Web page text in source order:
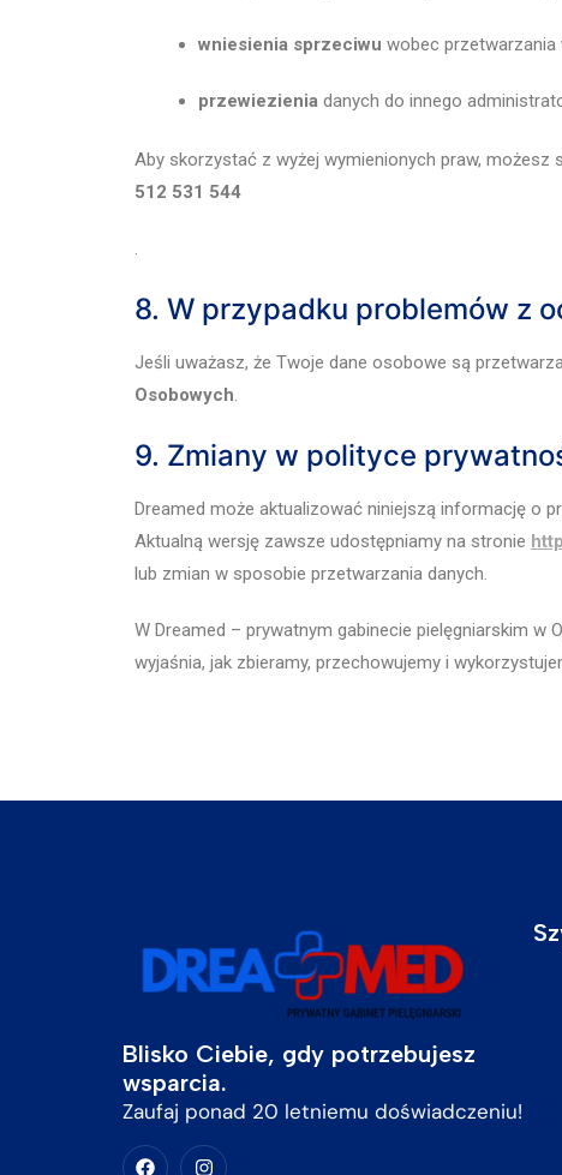
wniesienia sprzeciwu wobec przetwarzania
przewiezienia danych do innego
Aby skorzystać z wyżej wymienionych praw, możesz
512 531 544
.
8. W przypadku problemów z
Jeśli uważasz, że Twoje dane osobowe są
Osobowych.
9. Zmiany w polityce
Dreamed może aktualizować niniejszą informację o
Aktualną wersję zawsze udostępniamy na stronie
lub zmian w sposobie przetwarzania danych.
W Dreamed – prywatnym gabinecie pielęgniarskim
wyjaśnia, jak zbieramy, przechowujemy i
Blisko Ciebie, gdy potrzebujesz
wsparcia.
Zaufaj ponad 20 letniemu doświadczeniu!